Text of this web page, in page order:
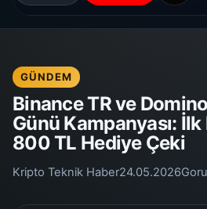
GÜNDEM
Binance TR ve
Günü Kampanyası: İlk
800 TL Hediye Çeki
Kripto Teknik Haber24.05.2026